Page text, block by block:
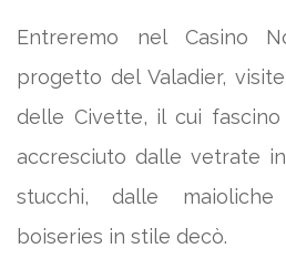
Entreremo nel Casino
progetto del Valadier,
delle Civette, il cui
accresciuto dalle vetrate
stucchi, dalle
boiseries in stile decò.